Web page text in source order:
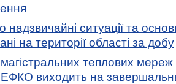
надзвичайні ситуації та
на території області за добу
теплових мереж
виходить на